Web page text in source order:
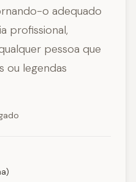
o adequado
profissional,
pessoa que
ou legendas